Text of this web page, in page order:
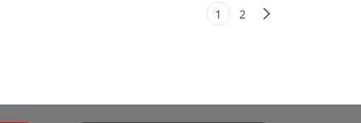
1 2